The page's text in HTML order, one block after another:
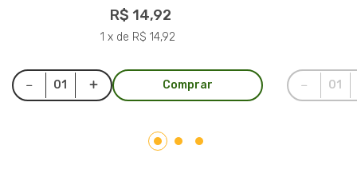
R$ 14,92
1 x de R$ 14,92
Comprar